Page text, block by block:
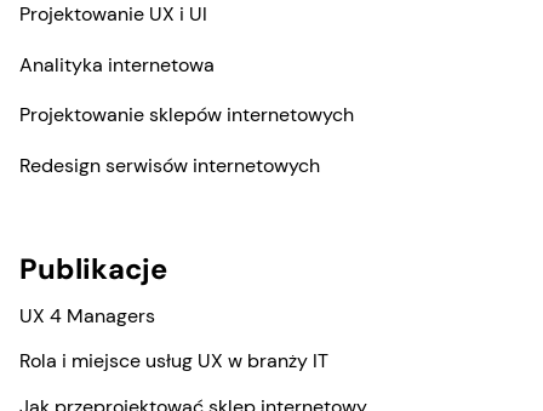
Projektowanie UX i UI
Analityka internetowa
Projektowanie sklepów internetowych
Redesign serwisów internetowych
Publikacje
UX 4 Managers
Rola i miejsce usług UX w branży IT